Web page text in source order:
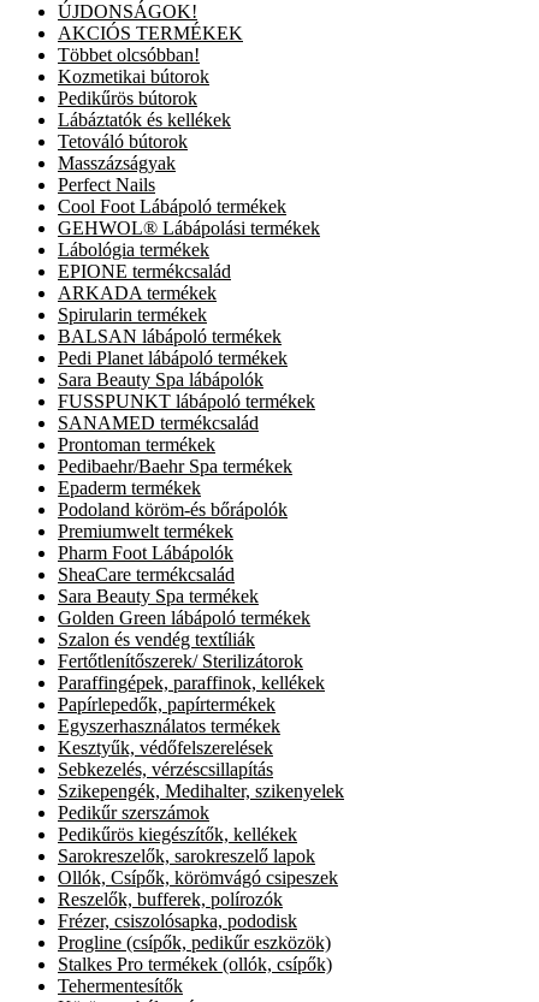
ÚJDONSÁGOK!
AKCIÓS TERMÉKEK
Többet olcsóbban!
Kozmetikai bútorok
Pedikűrös bútorok
Lábáztatók és kellékek
Tetováló bútorok
Masszázságyak
Perfect Nails
Cool Foot Lábápoló termékek
GEHWOL® Lábápolási termékek
Lábológia termékek
EPIONE termékcsalád
ARKADA termékek
Spirularin termékek
BALSAN lábápoló termékek
Pedi Planet lábápoló termékek
Sara Beauty Spa lábápolók
FUSSPUNKT lábápoló termékek
SANAMED termékcsalád
Prontoman termékek
Pedibaehr/Baehr Spa termékek
Epaderm termékek
Podoland köröm-és bőrápolók
Premiumwelt termékek
Pharm Foot Lábápolók
SheaCare termékcsalád
Sara Beauty Spa termékek
Golden Green lábápoló termékek
Szalon és vendég textíliák
Fertőtlenítőszerek/ Sterilizátorok
Paraffingépek, paraffinok, kellékek
Papírlepedők, papírtermékek
Egyszerhasználatos termékek
Kesztyűk, védőfelszerelések
Sebkezelés, vérzéscsillapítás
Szikepengék, Medihalter, szikenyelek
Pedikűr szerszámok
Pedikűrös kiegészítők, kellékek
Sarokreszelők, sarokreszelő lapok
Ollók, Csípők, körömvágó csipeszek
Reszelők, bufferek, polírozók
Frézer, csiszolósapka, pododisk
Progline (csípők, pedikűr eszközök)
Stalkes Pro termékek (ollók, csípők)
Tehermentesítők